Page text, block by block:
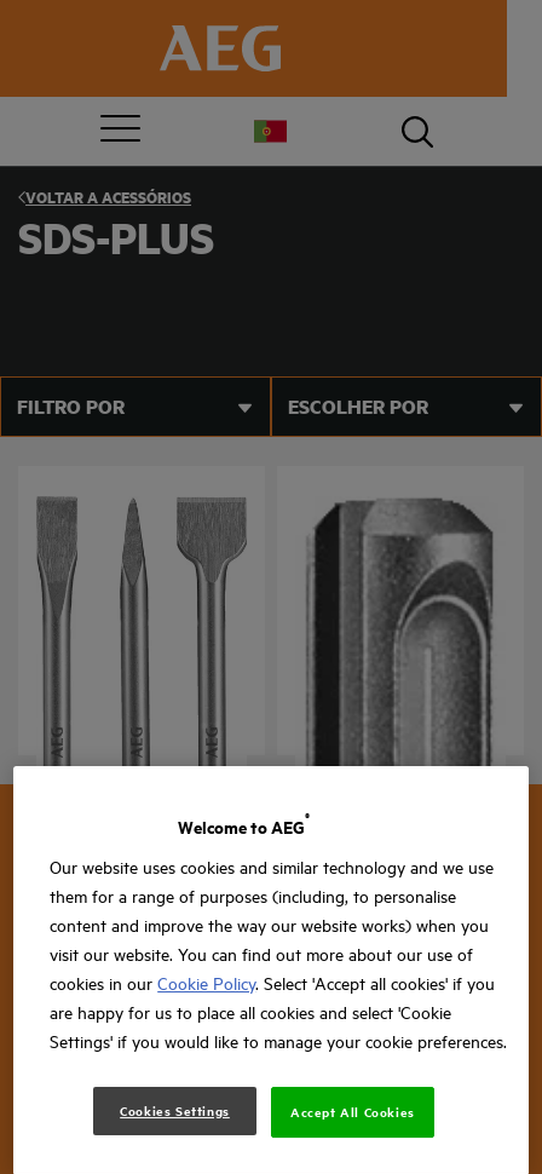
VOLTAR AACESSÓRIOS
SDS-PLUS
FILTRO POR ESCOLHER POR
Brocas SDS-PLUS 2
cortantes
AAKSDS
Versões
Welcome to AEG
®
Our website uses cookies and similar technology and we use
them for a range of purposes (including, to personalise
content and improve the way our website works) when you
visit our website. You can find out more about our use of
cookies in ourCookie Policy. Select 'Accept all cookies' if you
are happy for us to place all cookies and select 'Cookie
Settings' if you would like to manage your cookie preferences.
Cookies Settings Accept All Cookies